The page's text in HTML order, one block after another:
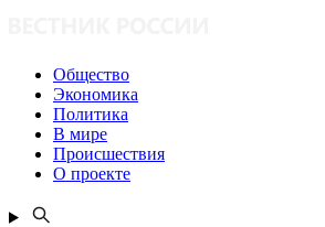
Общество
Экономика
Политика
В мире
Происшествия
О проекте